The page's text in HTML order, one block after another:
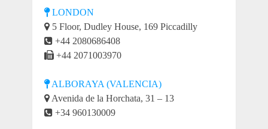
LONDON
5 Floor, Dudley House, 169 Piccadilly
+44 2080686408
+44 2071003970
ALBORAYA (VALENCIA)
Avenida de la Horchata, 31 – 13
+34 960130009